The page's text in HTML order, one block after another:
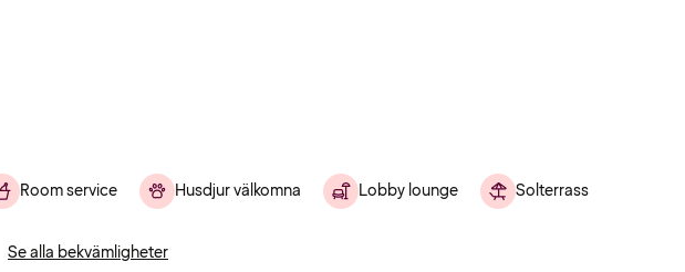
Room service Husdjur välkomna Lobby lounge Solterrass
Se alla bekvämligheter